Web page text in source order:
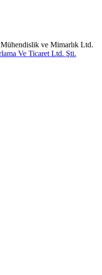
Mühendislik ve Mimarlık Ltd.
Ve Ticaret Ltd. Şti.